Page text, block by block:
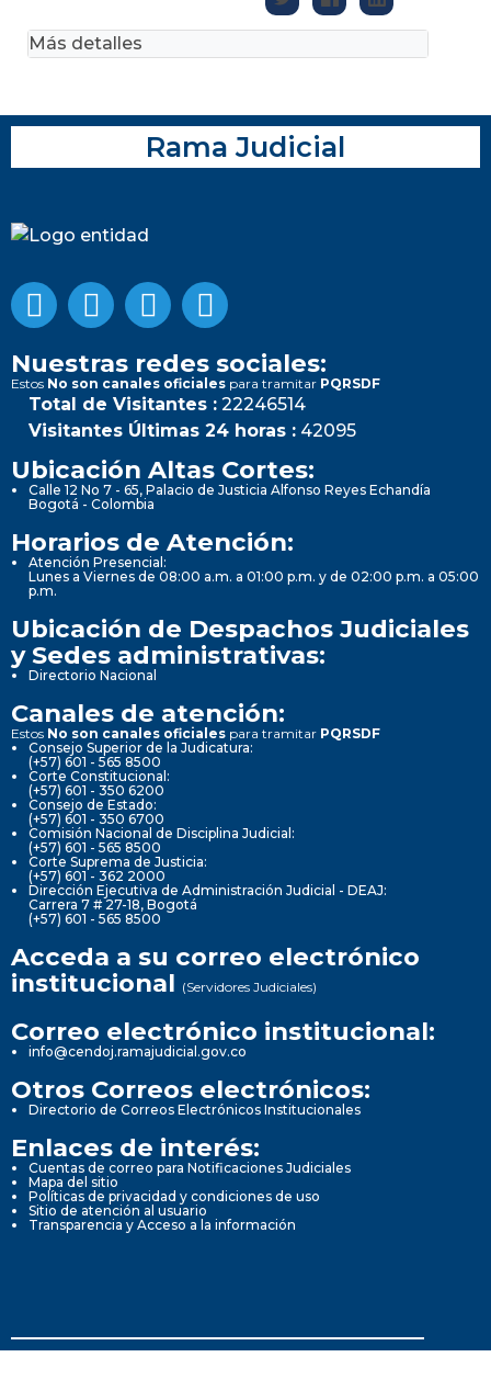
Más detalles
Rama Judicial
Nuestras redes sociales:
Estos No son canales oficiales para tramitar PQRSDF
Total de Visitantes : 22246514
Visitantes Últimas 24 horas : 42095
Ubicación Altas Cortes:
Calle 12 No 7 - 65, Palacio de Justicia Alfonso Reyes Echandía
Bogotá - Colombia
Horarios de Atención:
Atención Presencial:
Lunes a Viernes de 08:00 a.m. a 01:00 p.m. y de 02:00 p.m. a 05:00
p.m.
Ubicación de Despachos Judiciales
y Sedes administrativas:
Directorio Nacional
Canales de atención:
Estos No son canales oficiales para tramitar PQRSDF
Consejo Superior de la Judicatura:
(+57) 601 - 565 8500
Corte Constitucional:
(+57) 601 - 350 6200
Consejo de Estado:
(+57) 601 - 350 6700
Comisión Nacional de Disciplina Judicial:
(+57) 601 - 565 8500
Corte Suprema de Justicia:
(+57) 601 - 362 2000
Dirección Ejecutiva de Administración Judicial - DEAJ:
Carrera 7 # 27-18, Bogotá
(+57) 601 - 565 8500
Acceda a su correo electrónico
institucional (Servidores Judiciales)
Correo electrónico institucional:
info@cendoj.ramajudicial.gov.co
Otros Correos electrónicos:
Directorio de Correos Electrónicos Institucionales
Enlaces de interés:
Cuentas de correo para Notificaciones Judiciales
Mapa del sitio
Políticas de privacidad y condiciones de uso
Sitio de atención al usuario
Transparencia y Acceso a la información